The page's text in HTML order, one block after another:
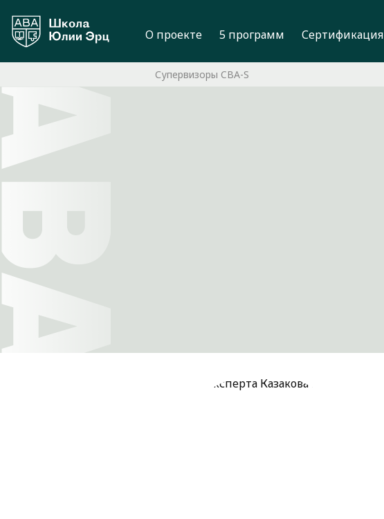
О проекте 5 программ Сертификация
Супервизоры CBA-S